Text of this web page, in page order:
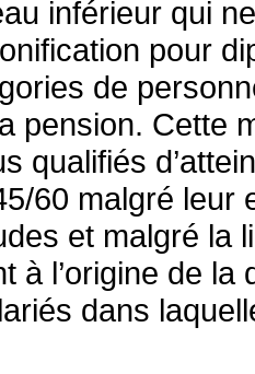
inférieur qui
pour
de
pension. Cette
qualifiés
60 malgré
et malgré la
à l’origine de
dans